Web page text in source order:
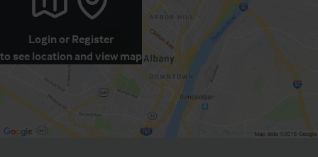
Login or Register
to see location and view map